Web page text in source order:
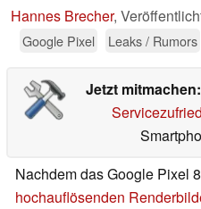
Hannes Brecher,
Google Pixel
Leaks / Rumors
Jetzt mitmachen:
Nachdem das Google Pixel
hochauflösenden